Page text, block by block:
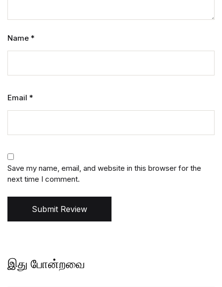
Name *
Email *
Save my name, email, and website in this browser for the
next time I comment.
Submit Review
இது போன்றவை